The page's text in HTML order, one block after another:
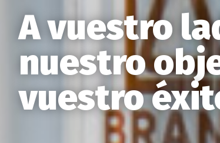
A vuestro
nuestro
vuestro